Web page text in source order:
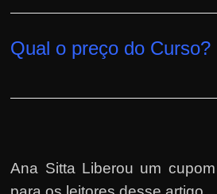
Qual o preço do Curso?
Ana Sitta Liberou um